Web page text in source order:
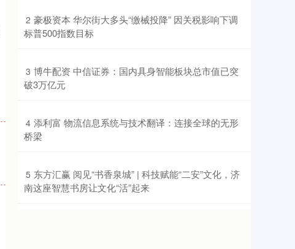
2 ​豪极资本 华尔街大多头“缴械投降” 因关税影响下调
标普500指数目标
3 ​博牛配资 中信证券：国内具身智能板块总市值已突
破3万亿元
4 ​添利富 物流信息系统与技术翻译：连接全球的无形
桥梁
5 ​东方汇赢 阅见“书香泉城” | 科技赋能“二安”文化，济
南这座智慧书房让文化“活”起来